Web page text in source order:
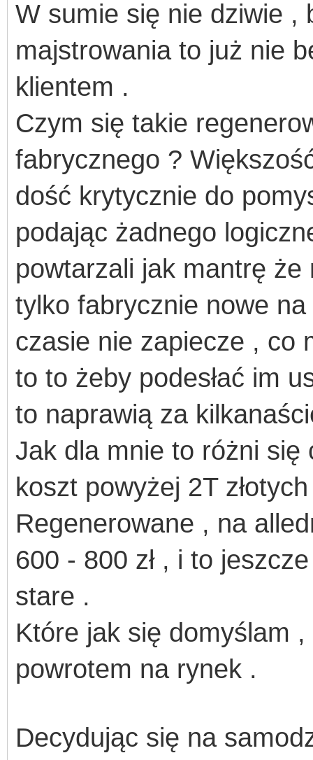
W sumie się nie dziwie ,
majstrowania to już nie
klientem .
Czym się takie
fabrycznego ?
dość krytycznie do
podając żadnego
powtarzali jak mantrę
tylko fabrycznie nowe
czasie nie zapiecze , co
to to żeby podesłać im
to naprawią za
Jak dla mnie to różni
koszt powyżej 2T
Regenerowane , na
600 - 800 zł , i to
stare .
Które jak się domyślam
powrotem na rynek .
Decydując się na